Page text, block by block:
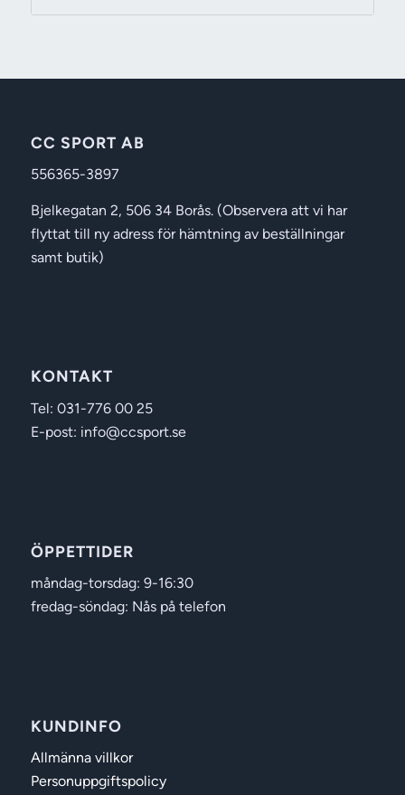
till
CC SPORT AB
556365-3897
Bjelkegatan 2, 506 34 Borås. (Observera att vi har
flyttat till ny adress för hämtning av beställningar
samt butik)
KONTAKT
Tel: 031-776 00 25
E-post: info@ccsport.se
ÖPPETTIDER
måndag-torsdag: 9-16:30
fredag-söndag: Nås på telefon
KUNDINFO
Allmänna villkor
Personuppgiftspolicy